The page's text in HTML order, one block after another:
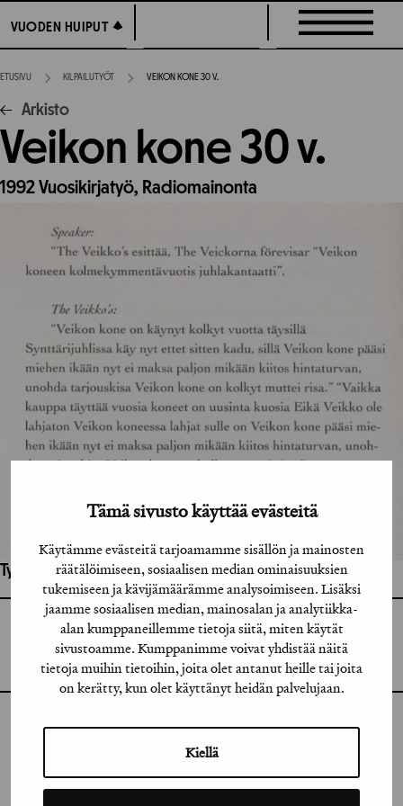
Tämä sivusto käyttää evästeitä
Käytämme evästeitä tarjoamamme sisällön ja mainosten
räätälöimiseen, sosiaalisen median ominaisuuksien
tukemiseen ja kävijämäärämme analysoimiseen. Lisäksi
jaamme sosiaalisen median, mainosalan ja analytiikka-
alan kumppaneillemme tietoja siitä, miten käytät
sivustoamme. Kumppanimme voivat yhdistää näitä
tietoja muihin tietoihin, joita olet antanut heille tai joita
on kerätty, kun olet käyttänyt heidän palvelujaan.
Kiellä
suoraan
sisältöön
VUODEN HUIPUT
VUODEN HUIPUT
ETUSIVU KILPAILUTYÖT VEIKON KONE 30 V.
Arkisto
Veikon kone 30 v.
1992Vuosikirjatyö, Radiomainonta
Työhön osallistuneet henkilöt / tahot:
GRAFIA RY
GRAFIA(AT)GRAFIA.FI
UUDENMAANKATU 11 B 9,
00120 HELSINKI
INSTAGRAM